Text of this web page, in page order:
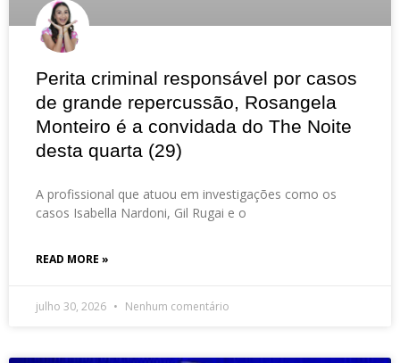
Perita criminal responsável por casos
de grande repercussão, Rosangela
Monteiro é a convidada do The Noite
desta quarta (29)
A profissional que atuou em investigações como os
casos Isabella Nardoni, Gil Rugai e o
READ MORE »
julho 30, 2026 Nenhum comentário